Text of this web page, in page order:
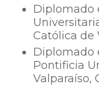
Diplomado
Católica de
Diplomado
Pontificia
Valparaíso,